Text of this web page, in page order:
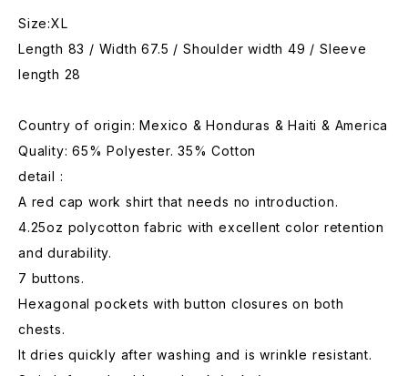
Size:XL
Length 83 / Width 67.5 / Shoulder width 49 / Sleeve
length 28
Country of origin: Mexico & Honduras & Haiti & America
Quality: 65% Polyester. 35% Cotton
detail :
A red cap work shirt that needs no introduction.
4.25oz polycotton fabric with excellent color retention
and durability.
7 buttons.
Hexagonal pockets with button closures on both
chests.
It dries quickly after washing and is wrinkle resistant.